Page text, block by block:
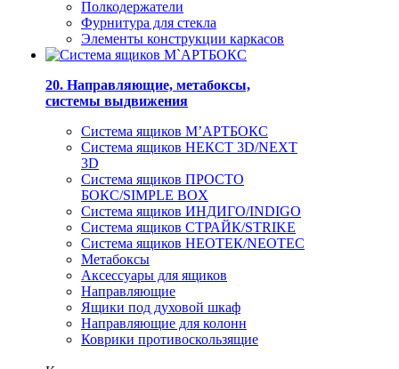
Полкодержатели
Фурнитура для стекла
Элементы конструкции каркасов
20. Направляющие, метабоксы,
системы выдвижения
Система ящиков М’АРТБОКС
Система ящиков НЕКСТ 3D/NEXT
3D
Система ящиков ПРОСТО
БОКС/SIMPLE BOX
Система ящиков ИНДИГО/INDIGO
Система ящиков СТРАЙК/STRIKE
Система ящиков НЕОТЕК/NEOTEC
Метабоксы
Аксессуары для ящиков
Направляющие
Ящики под духовой шкаф
Направляющие для колонн
Коврики противоскользящие